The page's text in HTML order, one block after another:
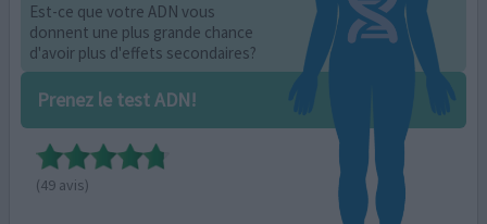
Est-ce que votre ADN vous
donnent une plus grande chance
d'avoir plus d'effets secondaires?
Prenez le test ADN!
(49 avis)